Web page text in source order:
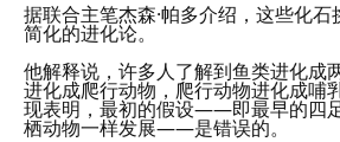
据联合主笔杰森·帕多介绍，这些化
简化的进化论。
他解释说，许多人了解到鱼类进化成
进化成爬行动物，爬行动物进化成哺
现表明，最初的假设——即最早的四
栖动物一样发展——是错误的。